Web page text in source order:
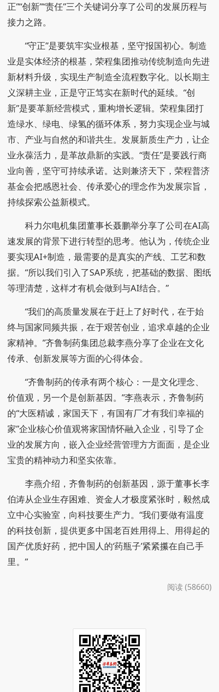
正”“创新”“责任”三个关键词分享了公司的发展历程与
接力之路。
“守正”是要筑牢实业根基，坚守报国初心。制造
业是实体经济的根基，荣程集团推动传统制造向先进
新材料升级，实现生产制造全流程数字化。以长期主
义深耕主业，正是守正笃实在新时代的延续。“创
新”是要革新经营模式，重构增长逻辑。荣程集团打
造绿水、绿电、绿氢的循环体系，努力实现企业与城
市、产业与自然的和谐共生。发展新质生产力，让企
业永葆活力，是革故鼎新的实践。“责任”是要践行商
业向善，坚守可持续承诺。达则兼济天下，荣程普济
基金会把感恩社会、传承爱心的理念作为发展宗旨，
持续探索公益新模式。
科力尔电机集团董事长聂鹏举分享了公司在AI高
速发展的背景下进行转型的思考。他认为，传统企业
要实现AI+制造，最需要的是真实的产线、工艺和数
据。“所以我们引入了SAP系统，把基础的数据、图纸
等理清楚，这样才有机会做到与AI结合。”
“我们的高质量发展在于赶上了好时代，在于始
终与国家同频共振，在于艰苦创业，追求卓越的企业
家精神。”齐鲁制药集团总裁李燕分享了企业在文化
传承、创新发展等方面的心得体会。
“齐鲁制药的传承有两个核心：一是文化理念、
价值观，另一个是创新基因。”李燕表示，齐鲁制药
的“大医精诚，家国天下，有国有厂才有我们幸福的
家”企业核心价值观将家国情怀融入企业，引导了企
业的发展方向，嵌入企业经营管理方方面面，是企业
宝贵的精神动力和坚实依靠。
李燕介绍，齐鲁制药的创新基因，源于董事长李
伯涛从企业生存困难、资金人才极度紧张时，毅然成
立中心实验室，向科技要生产力。“我们要做有温度
的科技创新，提供更多中国老百姓用得上、用得起的
国产优质好药，把中国人的‘药瓶子’紧紧攥在自己手
里。”
阅读 (58660)